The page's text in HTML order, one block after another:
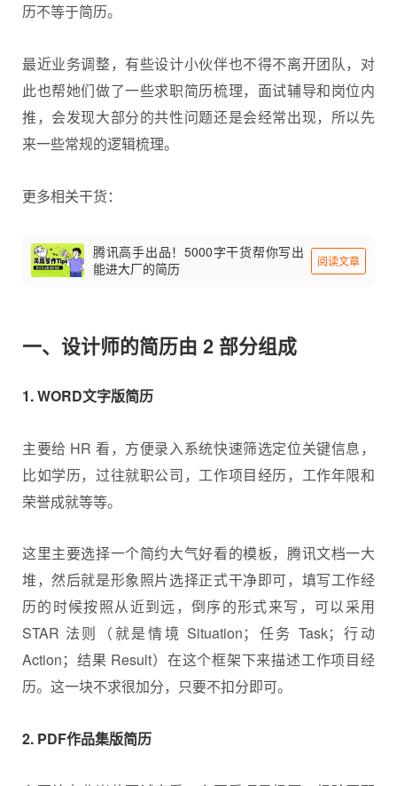
历不等于简历。
最近业务调整，有些设计小伙伴也不得不离开团队，对
此也帮她们做了一些求职简历梳理，面试辅导和岗位内
推，会发现大部分的共性问题还是会经常出现，所以先
来一些常规的逻辑梳理。
更多相关干货：
腾讯高手出品！5000字干货帮你写出
能进大厂的简历
阅读文章
一、设计师的简历由 2 部分组成
1. WORD文字版简历
主要给 HR 看，方便录入系统快速筛选定位关键信息，
比如学历，过往就职公司，工作项目经历，工作年限和
荣誉成就等等。
这里主要选择一个简约大气好看的模板，腾讯文档一大
堆，然后就是形象照片选择正式干净即可，填写工作经
历的时候按照从近到远，倒序的形式来写，可以采用
STAR 法则（就是情境 Situation；任务 Task；行动
Action；结果 Result）在这个框架下来描述工作项目经
历。这一块不求很加分，只要不扣分即可。
2. PDF作品集版简历